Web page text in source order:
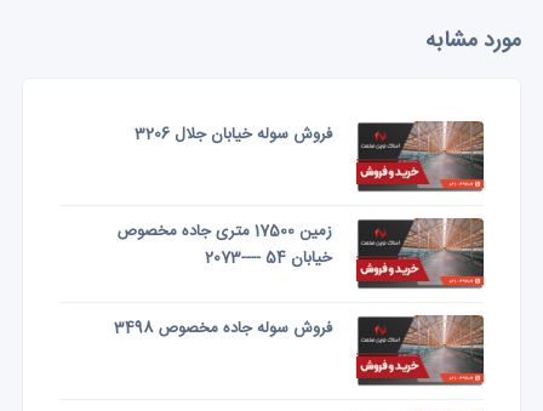
مورد مشابه
فروش سوله خیابان جلال 3206
زمین 17500 متری جاده مخصوص
خیابان 54 ----2073
فروش سوله جاده مخصوص 3498